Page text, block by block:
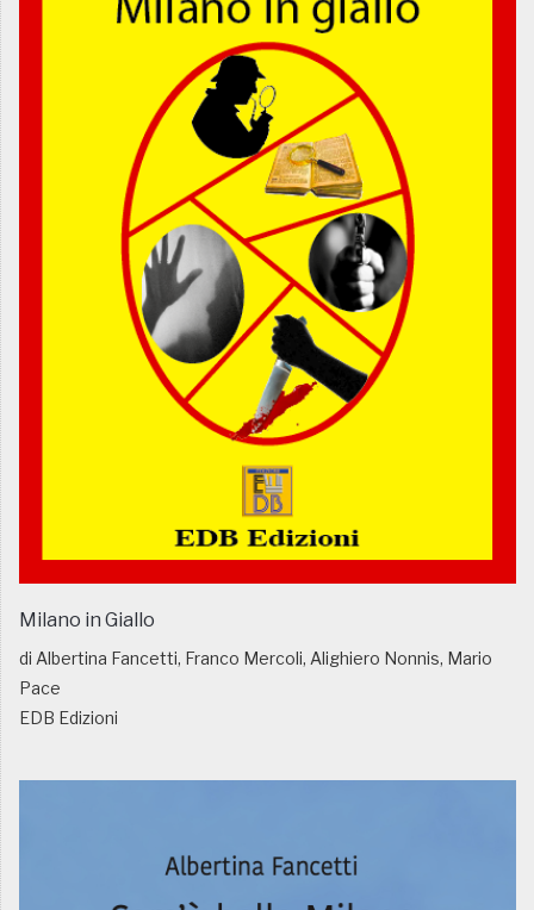
Milano in Giallo
di Albertina Fancetti, Franco Mercoli, Alighiero Nonnis, Mario
Pace
EDB Edizioni